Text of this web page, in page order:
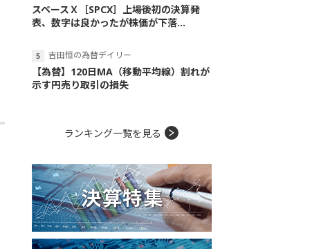
スペースＸ［SPCX］上場後初の決算発
表、数字は良かったが株価が下落...
吉田恒の為替デイリー
【為替】120日MA（移動平均線）割れが
示す円売り取引の損失
ランキング一覧を見る